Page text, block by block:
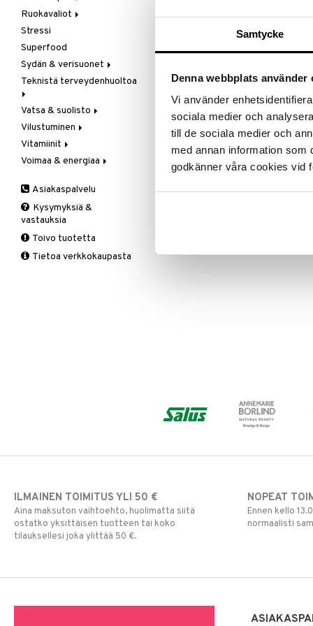
Samtycke
Denna webbplats använder
Vi använder
sociala medier och
till de sociala medier och
med annan information som
godkänner våra cookies vid
1 tabletti päivittäin aterioinnin
Sisällys per kapseli
Tuotenumero
HS1M0-GR-90
Ravintolisät
Seksi & halu
Vaihdevuodet & PMS
Virtsatie
Muut
Omenasiideriviinietikka
Paasto
Patukat
Rasvanpoltto
Meren rasvahapot
Veg resvahapot
Ruokavaliot
Gluteeni-intoleranssi
LCHF
Raw Food
Stressi
Superfood
Sydän & verisuonet
Kolesterolia alentavat
Neidonhiuspuu
Vegetaariset rasvahapot
Verisuonia vahvistavat
Teknistä terveydenhuoltoa
Hieronta
Ilmankostuttimet
Kivunlievitys
Muuta
Vatsa & suolisto
Happamuutta säätelevät
Juomat
Kuidut
Ruuansulatus
Suolisto
Vilustuminen
C-vitamiini
Estävä & helpottava
Muut
Valkosipuli
Yskään
Vitamiinit
A, D, E & K
B-vitamiinit
C-vitamiinit
Miehet
Multimineraalit
Voimaa & energiaa
Muut
Q-10
Schizandra
Suorituskyky
Asiakaspalvelu
Kysymyksiä &
vastauksia
Toivo tuotetta
Tietoa verkkokaupasta
ILMAINEN TOIMITUS YLI 50 €
Aina maksuton vaihtoehto, huolimatta siitä
ostatko yksittäisen tuotteen tai koko
tilauksellesi joka ylittää 50 €.
NOPEAT
Ennen kello
normaalisti